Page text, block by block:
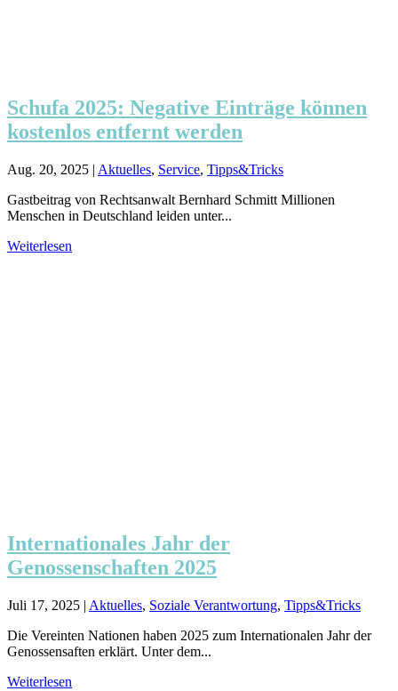
Schufa 2025: Negative Einträge können
kostenlos entfernt werden
Aug. 20, 2025 | Aktuelles, Service, Tipps&Tricks
Gastbeitrag von Rechtsanwalt Bernhard Schmitt Millionen
Menschen in Deutschland leiden unter...
Weiterlesen
Internationales Jahr der
Genossenschaften 2025
Juli 17, 2025 | Aktuelles, Soziale Verantwortung, Tipps&Tricks
Die Vereinten Nationen haben 2025 zum Internationalen Jahr der
Genossensaften erklärt. Unter dem...
Weiterlesen